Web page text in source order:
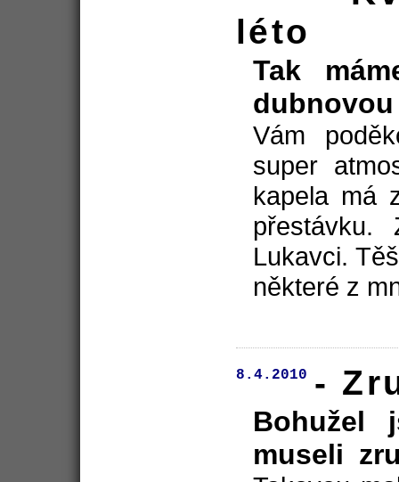
léto
Tak
Vám
super
kapela má
přestávku.
Lukavci.
některé z
8.4.2010 -
Bohužel
museli